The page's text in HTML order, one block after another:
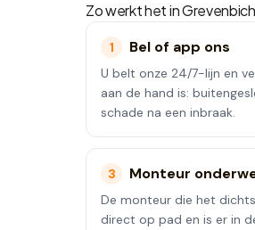
Zo werkt het in
1 Bel of app ons
U belt onze 24/7-lijn en
aan de hand is:
schade na een inbraak.
3 Monteur
De monteur die het
direct op pad en is er in